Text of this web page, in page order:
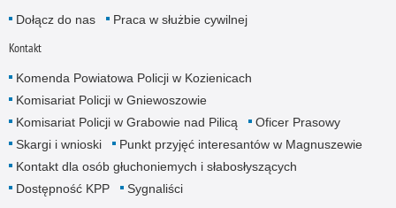
Dołącz do nas Praca w służbie cywilnej
Kontakt
Komenda Powiatowa Policji w Kozienicach
Komisariat Policji w Gniewoszowie
Komisariat Policji w Grabowie nad Pilicą
Oficer Prasowy
Skargi i wnioski
Punkt przyjęć interesantów w Magnuszewie
Kontakt dla osób głuchoniemych i słabosłyszących
Dostępność KPP
Sygnaliści